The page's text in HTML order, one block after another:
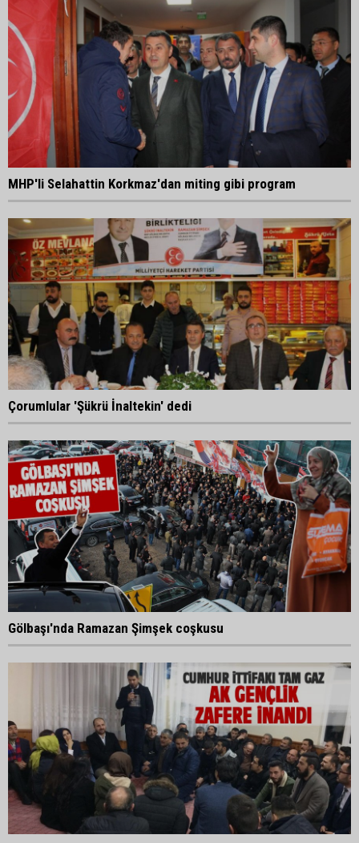
MHP'li Selahattin Korkmaz'dan miting gibi program
Çorumlular 'Şükrü İnaltekin' dedi
Gölbaşı'nda Ramazan Şimşek coşkusu